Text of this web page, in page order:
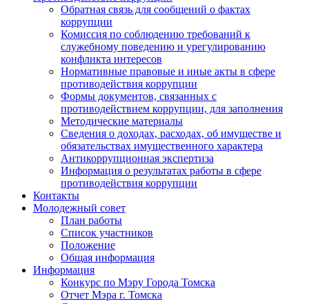
Обратная связь для сообщений о фактах
коррупции
Комиссия по соблюдению требований к
служебному поведению и урегулированию
конфликта интересов
Нормативные правовые и иные акты в сфере
противодействия коррупции
Формы документов, связанных с
противодействием коррупции, для заполнения
Методические материалы
Сведения о доходах, расходах, об имуществе и
обязательствах имущественного характера
Антикоррупционная экспертиза
Информация о результатах работы в сфере
противодействия коррупции
Контакты
Молодежный совет
План работы
Список участников
Положение
Общая информация
Информация
Конкурс по Мэру Города Томска
Отчет Мэра г. Томска